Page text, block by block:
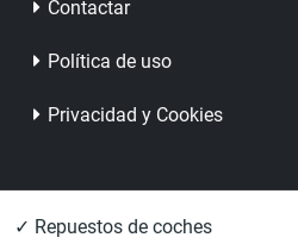
Contactar
Política de uso
Privacidad y Cookies
✓ Repuestos de coches